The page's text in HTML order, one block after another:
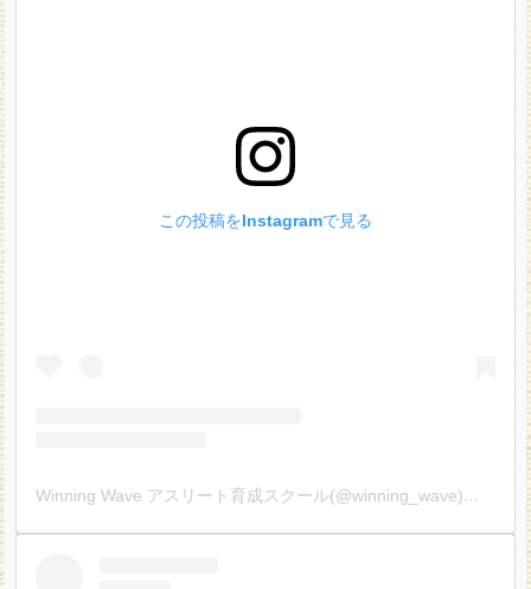
この投稿をInstagramで見る
Winning Wave アスリート育成スクール(@winning_wave)がシェアした投稿